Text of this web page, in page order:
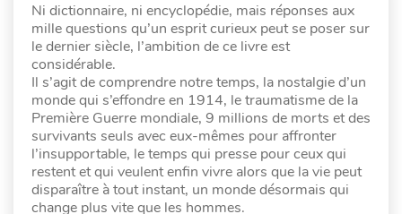
Ni dictionnaire, ni encyclopédie, mais réponses aux
mille questions qu’un esprit curieux peut se poser sur
le dernier siècle, l’ambition de ce livre est
considérable.
Il s’agit de comprendre notre temps, la nostalgie d’un
monde qui s’effondre en 1914, le traumatisme de la
Première Guerre mondiale, 9 millions de morts et des
survivants seuls avec eux-mêmes pour affronter
l’insupportable, le temps qui presse pour ceux qui
restent et qui veulent enfin vivre alors que la vie peut
disparaître à tout instant, un monde désormais qui
change plus vite que les hommes.